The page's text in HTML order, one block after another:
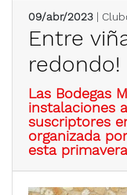
09/abr/2023 |
Entre
redondo!
Las Bodegas
instalaciones
suscriptores
organizada
esta primavera